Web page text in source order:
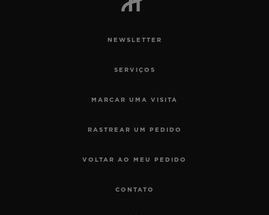
NEWSLETTER
SERVIÇOS
MARCAR UMA VISITA
RASTREAR UM PEDIDO
VOLTAR AO MEU PEDIDO
CONTATO